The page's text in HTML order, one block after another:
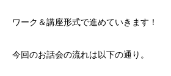
ワーク＆講座形式で進めていきます！
今回のお話会の流れは以下の通り。